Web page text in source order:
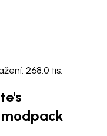
268.0 tis.